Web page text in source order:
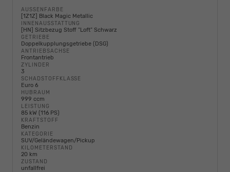
AUSSENFARBE
[1Z1Z] Black Magic Metallic
INNENAUSSTATTUNG
[HN] Sitzbezug Stoff "Loft" Schwarz
GETRIEBE
Doppelkupplungsgetriebe (DSG)
ANTRIEBSACHSE
Frontantrieb
ZYLINDER
3
SCHADSTOFFKLASSE
Euro 6
HUBRAUM
999 ccm
LEISTUNG
85 kW (116 PS)
KRAFTSTOFF
Benzin
KATEGORIE
SUV/Geländewagen/Pickup
KILOMETERSTAND
20 km
ZUSTAND
unfallfrei